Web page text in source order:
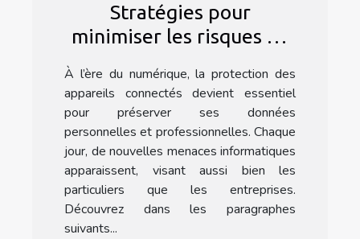
Stratégies pour
minimiser les risques de
appareils connectés
À l’ère du numérique, la protection des
appareils connectés devient essentiel
pour préserver ses données
personnelles et professionnelles. Chaque
jour, de nouvelles menaces informatiques
apparaissent, visant aussi bien les
particuliers que les entreprises.
Découvrez dans les paragraphes
suivants...